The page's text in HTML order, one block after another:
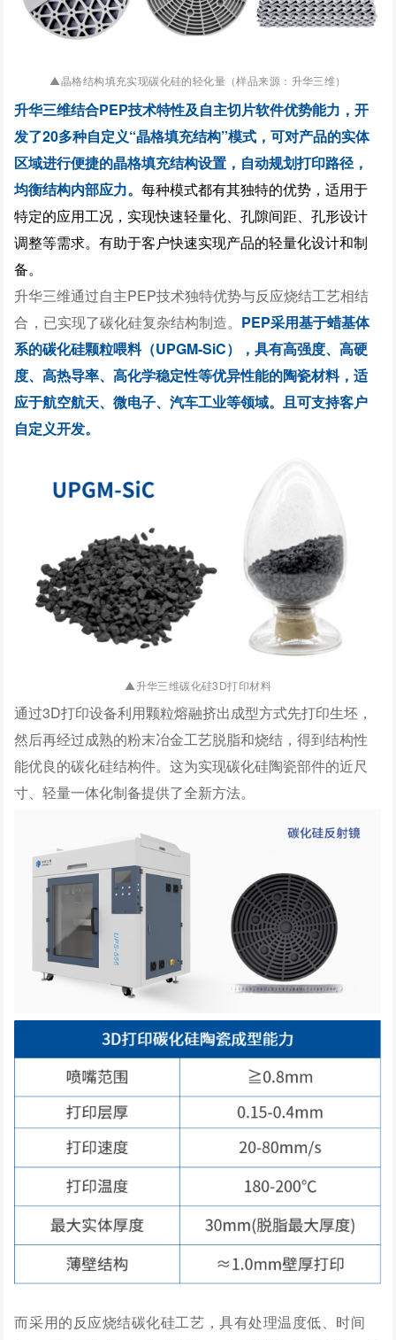
▲晶格结构填充实现碳化硅的轻化量（样品来源：升华三维）
升华三维结合PEP技术特性及自主切片软件优势能力，开
发了20多种自定义“晶格填充结构”模式，可对产品的实体
区域进行便捷的晶格填充结构设置，自动规划打印路径，
均衡结构内部应力。每种模式都有其独特的优势，适用于
特定的应用工况，实现快速轻量化、孔隙间距、孔形设计
调整等需求。有助于客户快速实现产品的轻量化设计和制
备。
升华三维通过自主PEP技术独特优势与反应烧结工艺相结
合 ，已实现了碳化硅复杂结构制造。 PEP采用基于蜡基体
系的碳化硅颗粒喂料（UPGM-SiC），具有高强度、高硬
度、高热导率、高化学稳定性等优异性能的陶瓷材料，适
应于航空航天、微电子、汽车工业等领域。且可支持客户
自定义开发。
▲升华三维碳化硅3D打印材料
通过3D打印设备利用颗粒熔融挤出成型方式先打印生坯，
然后再经过成熟的粉末冶金工艺脱脂和烧结，得到结构性
能优良的碳化硅结构件。这为实现碳化硅陶瓷部件的近尺
寸、轻量一体化制备提供了全新方法。
而采用的反应烧结碳化硅工艺，具有处理温度低、时间